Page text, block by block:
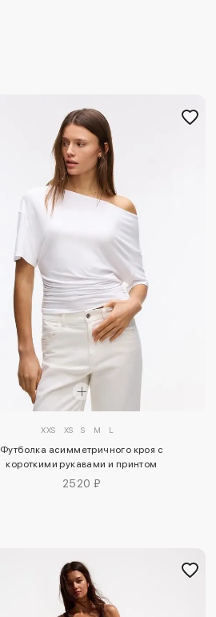
XXS XS S M L
Футболка асимметричного кроя с
короткими рукавами и принтом
2520 ₽